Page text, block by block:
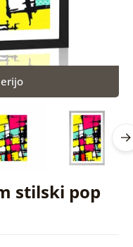
stilski pop